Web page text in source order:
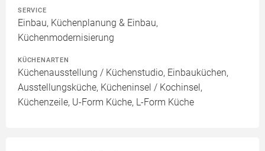
SERVICE
Einbau, Küchenplanung & Einbau,
Küchenmodernisierung
KÜCHENARTEN
Küchenausstellung / Küchenstudio, Einbauküchen,
Ausstellungsküche, Kücheninsel / Kochinsel,
Küchenzeile, U-Form Küche, L-Form Küche